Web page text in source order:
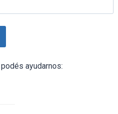
ayudarnos: